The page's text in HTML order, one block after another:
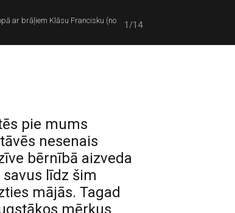
ar brāļiem Klāsu Francisku (no
1/14
pie mums
nesenais
bērnībā aizveda
līdz šim
mājās. Tagad
mērķus